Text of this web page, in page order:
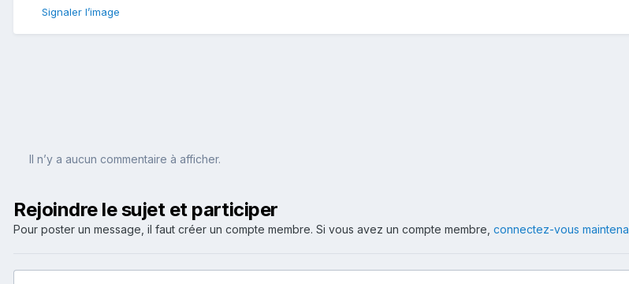
Signaler l’image
Il n’y a aucun commentaire à afficher.
Rejoindre le sujet et participer
Pour poster un message, il faut créer un compte membre. Si vous avez un compte membre, connectez-vous